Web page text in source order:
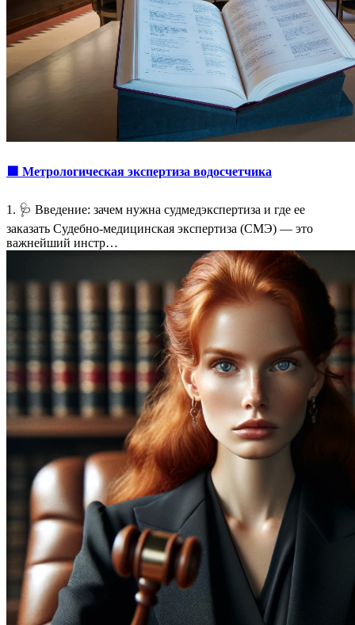
🟩 Метрологическая экспертиза водосчетчика
1. 🩺 Введение: зачем нужна судмедэкспертиза и где ее
заказать Судебно-медицинская экспертиза (СМЭ) — это
важнейший инстр…